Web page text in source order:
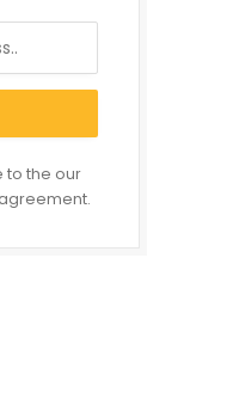
to the our
agreement.